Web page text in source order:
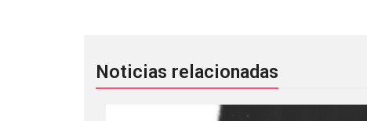
Noticias relacionadas